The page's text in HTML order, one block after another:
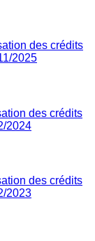
des crédits
2025
des crédits
2024
des crédits
2023